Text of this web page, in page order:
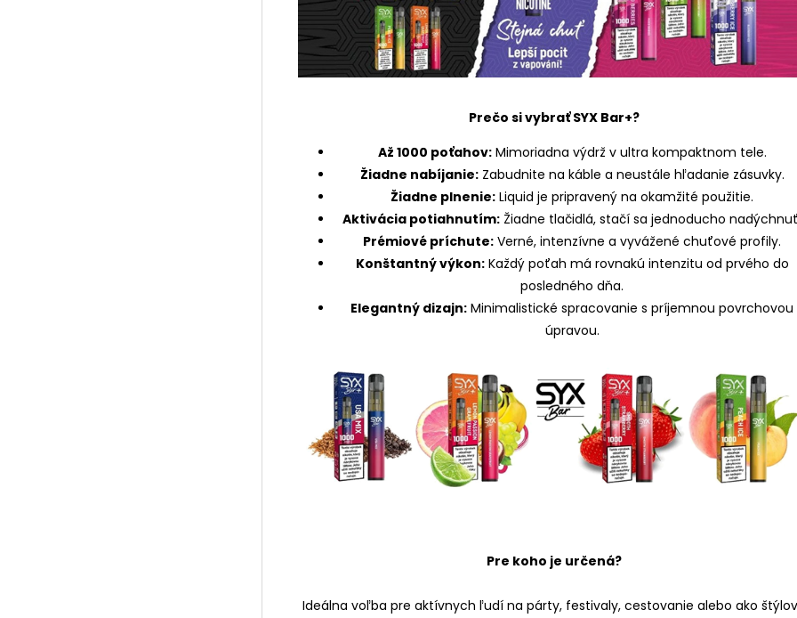
Prečo si vybrať SYX Bar+?
Až 1000 poťahov:Mimoriadna výdrž v ultra kompaktnom tele.
Žiadne nabíjanie:Zabudnite na káble a neustále hľadanie zásuvky.
Žiadne plnenie: Liquid je pripravený na okamžité použitie.
Aktivácia potiahnutím: Žiadne tlačidlá, stačí sa jednoducho
Prémiové príchute: Verné, intenzívne a vyvážené chuťové profily.
Konštantný výkon:Každý poťah má rovnakú intenzitu od prvého do
posledného dňa.
Elegantný dizajn: Minimalistické spracovanie s príjemnou povrchovou
úpravou.
Pre koho je určená?
Ideálna voľba pre aktívnych ľudí na párty, festivaly, cestovanie alebo ako